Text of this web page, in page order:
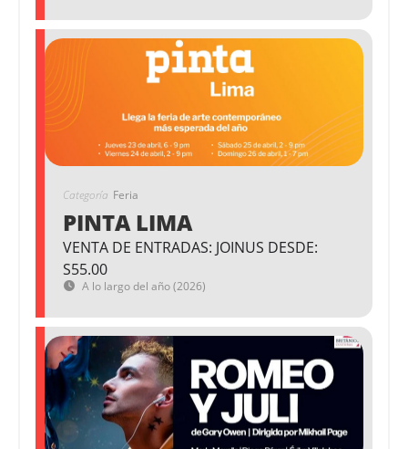
Categoría Feria
PINTA LIMA
VENTA DE ENTRADAS: JOINUS DESDE:
S55.00
A lo largo del año (2026)